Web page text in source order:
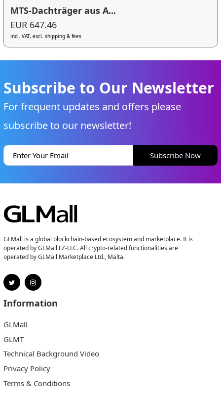
MTS-Dachträger aus A...
EUR 647.46
incl. VAT, excl. shipping & fees
Subscribe to Our Newsletter
For frequent updates and offers please
subscribe to our newsletter!
Subscribe Now
GLMall is a global blockchain-based ecosystem and marketplace. It is
operated by GLMall FZ-LLC. All crypto-related functionalities are
operated by GLMall Marketplace Ltd., Malta.
Information
GLMall
GLMT
Technical Background Video
Privacy Policy
Terms & Conditions